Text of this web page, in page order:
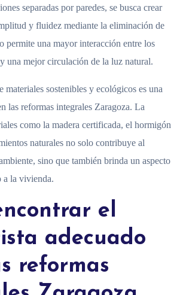
separadas por paredes, se busca crear
y fluidez mediante la eliminación de
permite una mayor interacción entre los
una mejor circulación de la luz natural.
materiales sostenibles y ecológicos es una
las reformas integrales Zaragoza. La
como la madera certificada, el hormigón
naturales no solo contribuye al
sino que también brinda un aspecto
a la vivienda.
el
adecuado
reformas